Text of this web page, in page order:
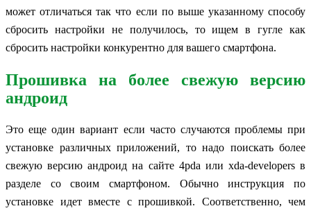
может отличаться так что если по выше указанному способу
сбросить настройки не получилось, то ищем в гугле как
сбросить настройки конкурентно для вашего смартфона.
Прошивка на более свежую версию
андроид
Это еще один вариант если часто случаются проблемы при
установке различных приложений, то надо поискать более
свежую версию андроид на сайте 4pda или xda-developers в
разделе со своим смартфоном. Обычно инструкция по
установке идет вместе с прошивкой. Соответственно, чем